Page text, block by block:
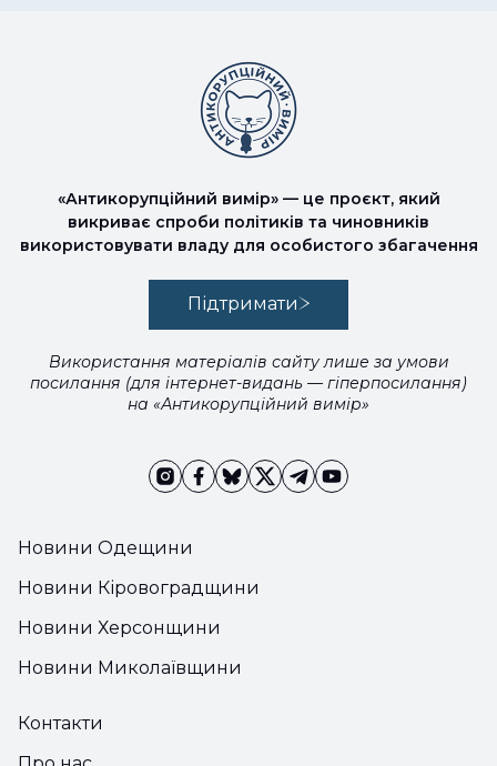
Новини Одещини
Новини Кіровоградщини
Новини Херсонщини
Новини Миколаївщини
«Антикорупційний вимір» — це проєкт, який
викриває спроби політиків та чиновників
використовувати владу для особистого збагачення
Підтримати
Використання матеріалів сайту лише за умови
посилання (для інтернет-видань — гіперпосилання)
на «Антикорупційний вимір»
Контакти